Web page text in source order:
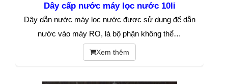
Dây cấp nước máy lọc nước 10li
Dây dẫn nước máy lọc nước được sử dụng để dẫn
nước vào máy RO, là bộ phận không thể…
Xem thêm